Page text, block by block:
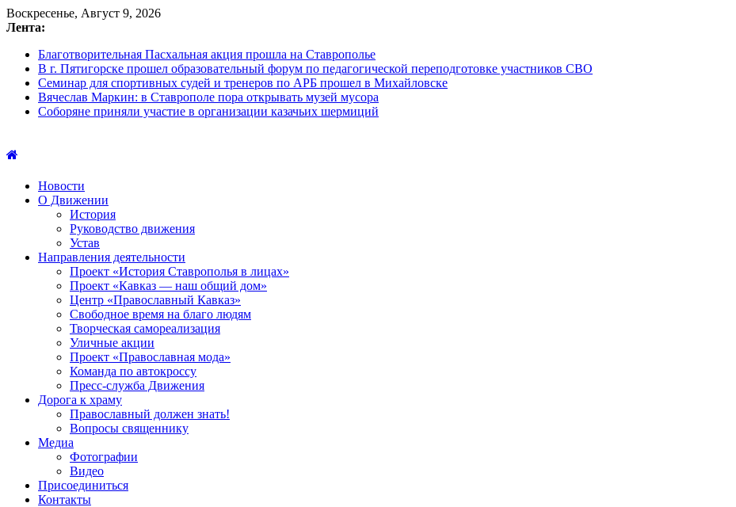
Воскресенье, Август 9, 2026
Лента:
Благотворительная Пасхальная акция прошла на Ставрополье
В г. Пятигорске прошел образовательный форум по педагогической переподготовке участников СВО
Семинар для спортивных судей и тренеров по АРБ прошел в Михайловске
Вячеслав Маркин: в Ставрополе пора открывать музей мусора
Соборяне приняли участие в организации казачьих шермиций
Новости
О Движении
История
Руководство движения
Устав
Направления деятельности
Проект «История Ставрополья в лицах»
Проект «Кавказ — наш общий дом»
Центр «Православный Кавказ»
Свободное время на благо людям
Творческая самореализация
Уличные акции
Проект «Православная мода»
Команда по автокроссу
Пресс-служба Движения
Дорога к храму
Православный должен знать!
Вопросы священнику
Медиа
Фотографии
Видео
Присоединиться
Контакты